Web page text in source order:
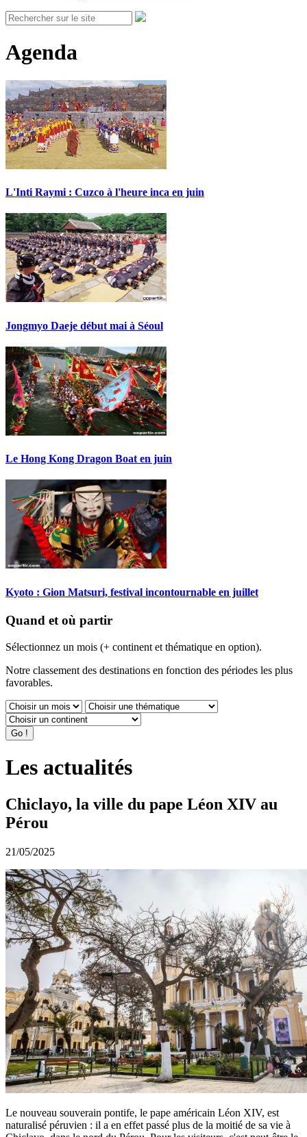
Agenda
L'Inti Raymi : Cuzco à l'heure inca en juin
Jongmyo Daeje début mai à Séoul
Le Hong Kong Dragon Boat en juin
Kyoto : Gion Matsuri, festival incontournable en juillet
Quand et où partir
Sélectionnez un mois (+ continent et thématique en option).
Notre classement des destinations en fonction des périodes les plus
favorables.
Les actualités
Chiclayo, la ville du pape Léon XIV au
Pérou
21/05/2025
Le nouveau souverain pontife, le pape américain Léon XIV, est
naturalisé péruvien : il a en effet passé plus de la moitié de sa vie à